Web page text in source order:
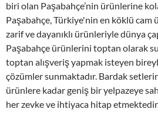
biri olan Paşabahçe’nin ürünlerine
Paşabahçe, Türkiye'nin en köklü
zarif ve dayanıklı ürünleriyle dünya
Paşabahçe ürünlerini toptan olarak
toptan alışveriş yapmak isteyen
çözümler sunmaktadır. Bardak
ürünlere kadar geniş bir yelpazeye
her zevke ve ihtiyaca hitap